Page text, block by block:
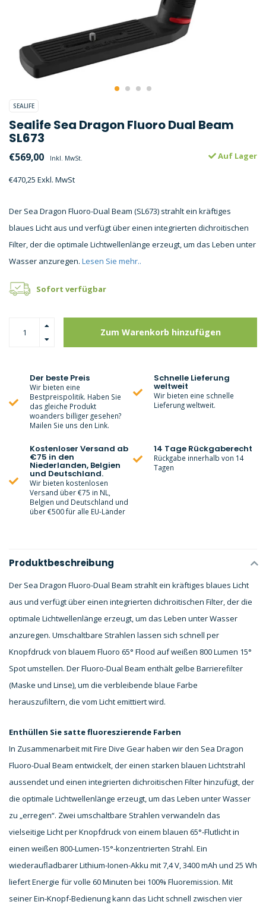
SEALIFE
Sealife Sea Dragon Fluoro Dual Beam
SL673
€569,00 Inkl. MwSt.
€470,25 Exkl. MwSt
Auf Lager
Der Sea Dragon Fluoro-Dual Beam (SL673) strahlt ein kräftiges
blaues Licht aus und verfügt über einen integrierten dichroitischen
Filter, der die optimale Lichtwellenlänge erzeugt, um das Leben unter
Wasser anzuregen. Lesen Sie mehr..
Sofort verfügbar
Zum Warenkorb hinzufügen
Der beste Preis
Wir bieten eine
Bestpreispolitik. Haben Sie
das gleiche Produkt
woanders billiger gesehen?
Mailen Sie uns den Link.
Schnelle Lieferung
weltweit
Wir bieten eine schnelle
Lieferung weltweit.
Kostenloser Versand ab
€75 in den
Niederlanden, Belgien
und Deutschland.
Wir bieten kostenlosen
Versand über €75 in NL,
Belgien und Deutschland und
über €500 für alle EU-Länder
14 Tage Rückgaberecht
Rückgabe innerhalb von 14
Tagen
Produktbeschreibung
Der Sea Dragon Fluoro-Dual Beam strahlt ein kräftiges blaues Licht
aus und verfügt über einen integrierten dichroitischen Filter, der die
optimale Lichtwellenlänge erzeugt, um das Leben unter Wasser
anzuregen. Umschaltbare Strahlen lassen sich schnell per
Knopfdruck von blauem Fluoro 65° Flood auf weißen 800 Lumen 15°
Spot umstellen. Der Fluoro-Dual Beam enthält gelbe Barrierefilter
(Maske und Linse), um die verbleibende blaue Farbe
herauszufiltern, die vom Licht emittiert wird.
Enthüllen Sie satte fluoreszierende Farben
In Zusammenarbeit mitFire Dive Gearhaben wir den Sea Dragon
Fluoro-Dual Beam entwickelt, der einen starken blauen Lichtstrahl
aussendet und einen integrierten dichroitischen Filter hinzufügt, der
die optimale Lichtwellenlänge erzeugt, um das Leben unter Wasser
zu „erregen“. Zwei umschaltbare Strahlen verwandeln das
vielseitige Licht per Knopfdruck von einem blauen 65°-Flutlicht in
einen weißen 800-Lumen-15°-konzentrierten Strahl. Ein
wiederaufladbarer Lithium-Ionen-Akku mit 7,4 V, 3400 mAh und 25 Wh
liefert Energie für volle 60 Minuten bei 100% Fluoremission. Mit
seiner Ein-Knopf-Bedienung kann das Licht schnell zwischen vier